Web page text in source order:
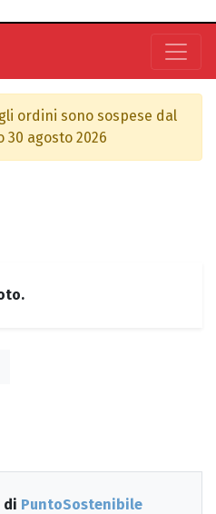
ordini sono sospese dal
30 agosto 2026
di PuntoSostenibile